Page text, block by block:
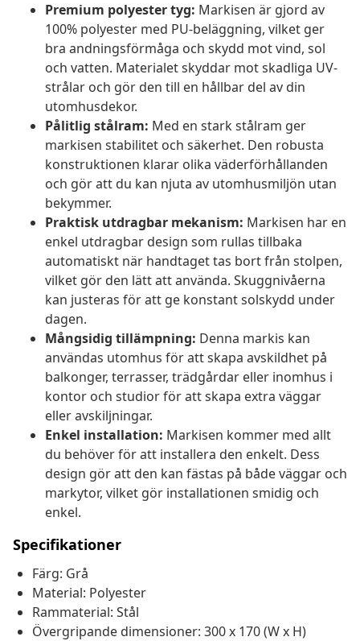
Premium polyester tyg: Markisen är gjord av
100% polyester med PU-beläggning, vilket ger
bra andningsförmåga och skydd mot vind, sol
och vatten. Materialet skyddar mot skadliga UV-
strålar och gör den till en hållbar del av din
utomhusdekor.
Pålitlig stålram: Med en stark stålram ger
markisen stabilitet och säkerhet. Den robusta
konstruktionen klarar olika väderförhållanden
och gör att du kan njuta av utomhusmiljön utan
bekymmer.
Praktisk utdragbar mekanism: Markisen har en
enkel utdragbar design som rullas tillbaka
automatiskt när handtaget tas bort från stolpen,
vilket gör den lätt att använda. Skuggnivåerna
kan justeras för att ge konstant solskydd under
dagen.
Mångsidig tillämpning: Denna markis kan
användas utomhus för att skapa avskildhet på
balkonger, terrasser, trädgårdar eller inomhus i
kontor och studior för att skapa extra väggar
eller avskiljningar.
Enkel installation: Markisen kommer med allt
du behöver för att installera den enkelt. Dess
design gör att den kan fästas på både väggar och
markytor, vilket gör installationen smidig och
enkel.
Specifikationer
Färg: Grå
Material: Polyester
Rammaterial: Stål
Övergripande dimensioner: 300 x 170 (W x H)